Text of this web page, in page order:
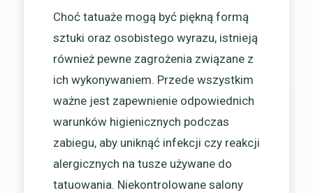
Choć tatuaże mogą być piękną formą
sztuki oraz osobistego wyrazu, istnieją
również pewne zagrożenia związane z
ich wykonywaniem. Przede wszystkim
ważne jest zapewnienie odpowiednich
warunków higienicznych podczas
zabiegu, aby uniknąć infekcji czy reakcji
alergicznych na tusze używane do
tatuowania. Niekontrolowane salony